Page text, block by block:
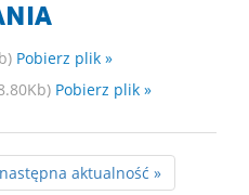
Pobierz plik »
Pobierz plik »
następna aktualność »